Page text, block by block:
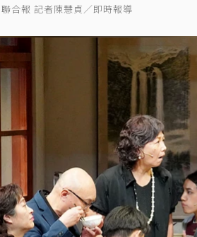
聯合報 記者陳慧貞／即時報導